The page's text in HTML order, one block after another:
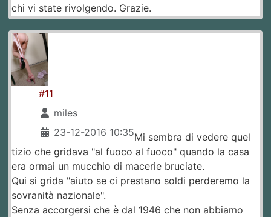
chi vi state rivolgendo. Grazie.
#11
miles
23-12-2016 10:35Mi sembra di vedere quel
tizio che gridava "al fuoco al fuoco" quando la casa
era ormai un mucchio di macerie bruciate.
Qui si grida "aiuto se ci prestano soldi perderemo la
sovranità nazionale".
Senza accorgersi che è dal 1946 che non abbiamo